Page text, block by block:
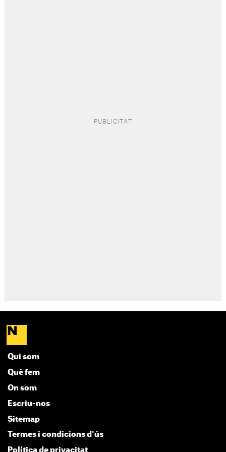
Qui som
Què fem
On som
Escriu-nos
Sitemap
Termes i condicions d'ús
Política de privacitat